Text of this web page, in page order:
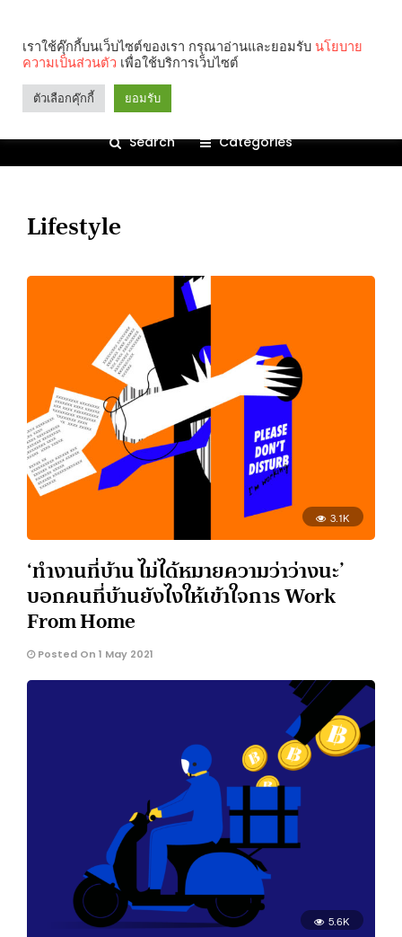
Search Categories
Lifestyle
3.1K
‘ทำงานที่บ้าน ไม่ได้หมายความว่าว่างนะ’
บอกคนที่บ้านยังไงให้เข้าใจการ Work
From Home
Posted On 1 May 2021
5.6K
เราใช้คุ๊กกี้บนเว็บไซต์ของเรา กรุณาอ่านและยอมรับ นโยบาย
ความเป็นส่วนตัว เพื่อใช้บริการเว็บไซต์
ตัวเลือกคุ๊กกี้ ยอมรับ